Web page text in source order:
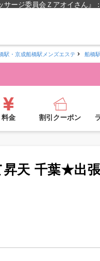
ージ委員会Ｚアオイさん』
駅・京成船橋駅メンズエステ 船橋
料金 割引クーポン
天 千葉★出